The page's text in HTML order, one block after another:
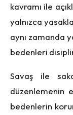
kavramı ile
yalnızca
aynı zamanda
bedenleri
Savaş ile
düzenlemenin
bedenlerin